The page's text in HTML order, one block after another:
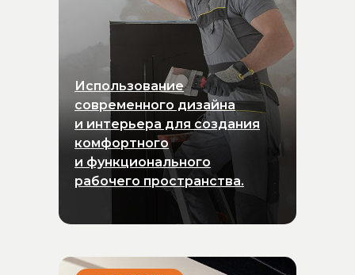
Неправильное расположение экранов и камер.
Недостаточная вентиляция помещения.
Использование материалов с высокой отражающей
Отсутствие резерва для будущего расширения
Устранение подобных ошибок на этапе ремонта обходится
Использование
современного дизайна
и интерьера для создания
комфортного
и функционального
рабочего пространства.